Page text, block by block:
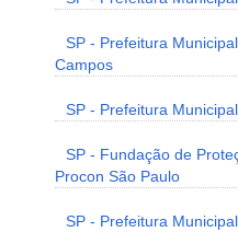
SP - Prefeitura
Campos
SP - Prefeitura
SP - Fundação de
Procon São Paulo
SP - Prefeitura